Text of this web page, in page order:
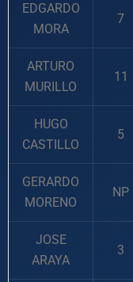
EDGARDO
MORA
7
ARTURO
MURILLO
11
HUGO
CASTILLO
5
GERARDO
MORENO
NP
JOSE
ARAYA
3